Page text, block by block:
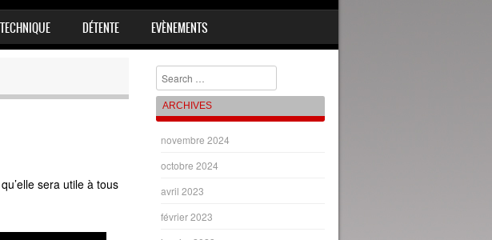
TECHNIQUE DÉTENTE EVÈNEMENTS
sera utile à tous
Chercher
ARCHIVES
novembre 2024
octobre 2024
avril 2023
février 2023